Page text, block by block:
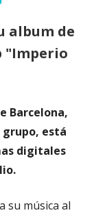
album de
"Imperio
Barcelona,
está
digitales
su música al